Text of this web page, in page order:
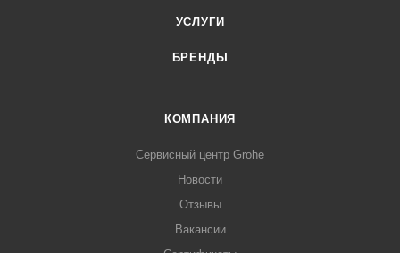
УСЛУГИ
БРЕНДЫ
КОМПАНИЯ
Сервисный центр Grohe
Новости
Отзывы
Вакансии